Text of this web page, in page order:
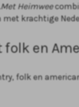
Heimwee
met krachtige
en
folk en